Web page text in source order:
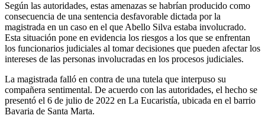
Según las autoridades, estas amenazas se habrían producido como
consecuencia de una sentencia desfavorable dictada por la
magistrada en un caso en el que Abello Silva estaba involucrado.
Esta situación pone en evidencia los riesgos a los que se enfrentan
los funcionarios judiciales al tomar decisiones que pueden afectar los
intereses de las personas involucradas en los procesos judiciales.
La magistrada falló en contra de una tutela que interpuso su
compañera sentimental. De acuerdo con las autoridades, el hecho se
presentó el 6 de julio de 2022 en La Eucaristía, ubicada en el barrio
Bavaria de Santa Marta.